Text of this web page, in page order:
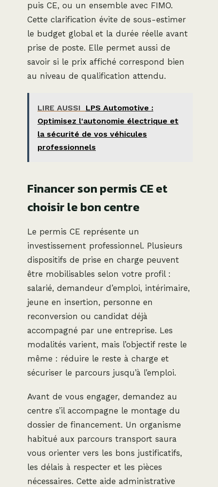
puis CE, ou un ensemble avec FIMO.
Cette clarification évite de sous-estimer
le budget global et la durée réelle avant
prise de poste. Elle permet aussi de
savoir si le prix affiché correspond bien
au niveau de qualification attendu.
LIRE AUSSI
LPS Automotive :
Optimisez l'autonomie électrique et
la sécurité de vos véhicules
professionnels
Financer son permis CE et
choisir le bon centre
Le permis CE représente un
investissement professionnel. Plusieurs
dispositifs de prise en charge peuvent
être mobilisables selon votre profil :
salarié, demandeur d’emploi, intérimaire,
jeune en insertion, personne en
reconversion ou candidat déjà
accompagné par une entreprise. Les
modalités varient, mais l’objectif reste le
même : réduire le reste à charge et
sécuriser le parcours jusqu’à l’emploi.
Avant de vous engager, demandez au
centre s’il accompagne le montage du
dossier de financement. Un organisme
habitué aux parcours transport saura
vous orienter vers les bons justificatifs,
les délais à respecter et les pièces
nécessaires. Cette aide administrative